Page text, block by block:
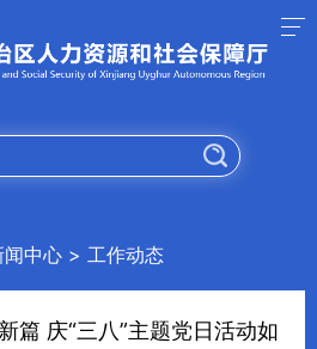
闻中心 > 工作动态
篇 庆“三八”主题党日活动如